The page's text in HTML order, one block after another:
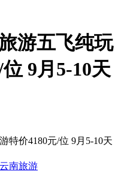
游五飞纯玩
9月5-10天
特价4180元/位 9月5-10天
南旅游